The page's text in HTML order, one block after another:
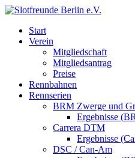
Start
Verein
Mitgliedschaft
Mitgliedsantrag
Preise
Rennbahnen
Rennserien
BRM Zwerge und
Ergebnisse
Carrera DTM
Ergebnisse
DSC / Can-Am